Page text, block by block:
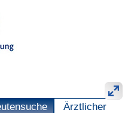
Ärztlicher